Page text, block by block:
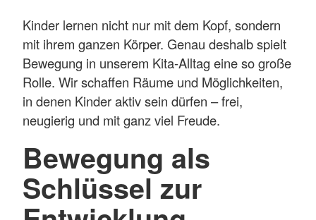
Kinder lernen nicht nur mit dem Kopf, sondern
mit ihrem ganzen Körper. Genau deshalb spielt
Bewegung in unserem Kita-Alltag eine so große
Rolle. Wir schaffen Räume und Möglichkeiten,
in denen Kinder aktiv sein dürfen – frei,
neugierig und mit ganz viel Freude.
Bewegung als
Schlüssel zur